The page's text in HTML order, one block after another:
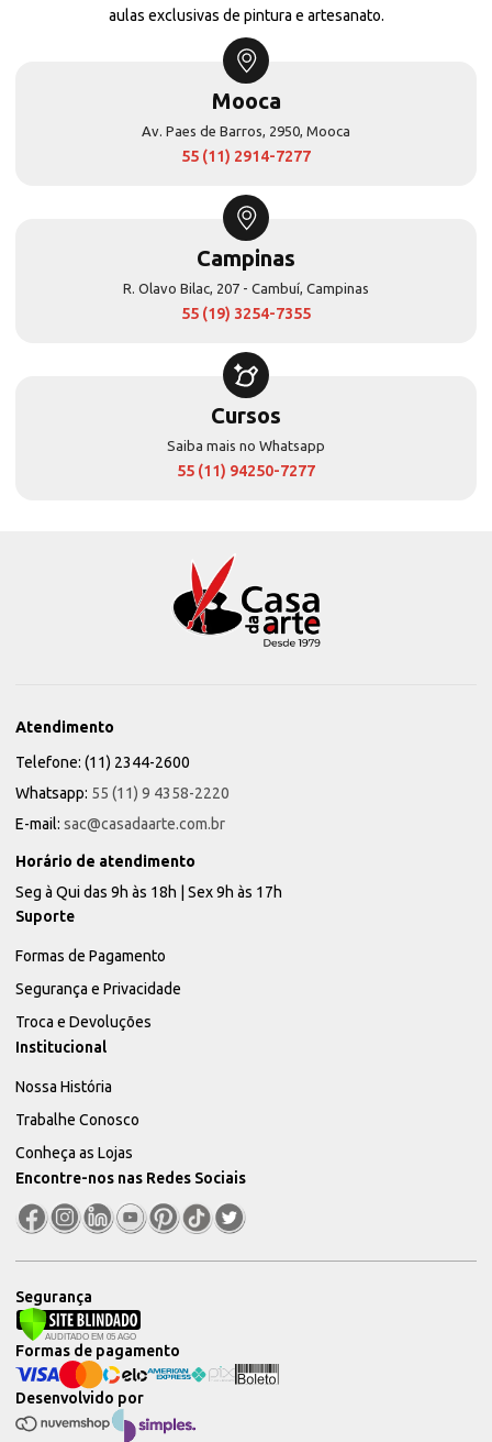
aulas exclusivas de pintura e artesanato.
Mooca
Av. Paes de Barros, 2950, Mooca
55 (11) 2914-7277
Campinas
R. Olavo Bilac, 207 - Cambuí, Campinas
55 (19) 3254-7355
Cursos
Saiba mais no Whatsapp
55 (11) 94250-7277
Atendimento
Telefone: (11) 2344-2600
Whatsapp: 55 (11) 9 4358-2220
E-mail: sac@casadaarte.com.br
Horário de atendimento
Seg à Qui das 9h às 18h | Sex 9h às 17h
Suporte
Formas de Pagamento
Segurança e Privacidade
Troca e Devoluções
Institucional
Nossa História
Trabalhe Conosco
Conheça as Lojas
Encontre-nos nas Redes Sociais
Segurança
Desenvolvido por
Formas de pagamento